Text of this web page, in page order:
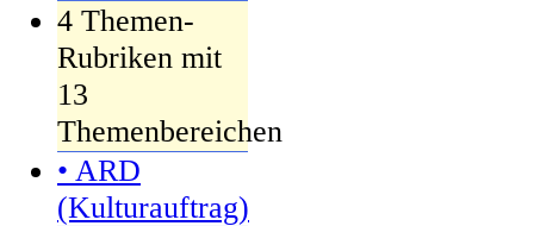
4 Themen-
Rubriken mit
13
Themenbereichen
• ARD
(Kulturauftrag)